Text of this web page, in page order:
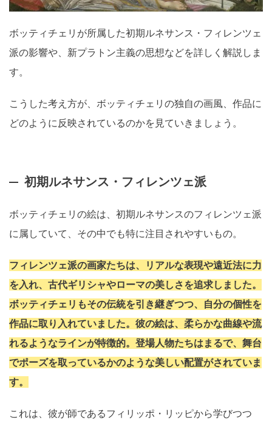
ボッティチェリが所属した初期ルネサンス・フィレンツェ
派の影響や、新プラトン主義の思想などを詳しく解説しま
す。
こうした考え方が、ボッティチェリの独自の画風、作品に
どのように反映されているのかを見ていきましょう。
初期ルネサンス・フィレンツェ派
ボッティチェリの絵は、初期ルネサンスのフィレンツェ派
に属していて、その中でも特に注目されやすいもの。
フィレンツェ派の画家たちは、リアルな表現や遠近法に力
を入れ、古代ギリシャやローマの美しさを追求しました。
ボッティチェリもその伝統を引き継ぎつつ、自分の個性を
作品に取り入れていました。彼の絵は、柔らかな曲線や流
れるようなラインが特徴的。登場人物たちはまるで、舞台
でポーズを取っているかのような美しい配置がされていま
す。
これは、彼が師であるフィリッポ・リッピから学びつつ